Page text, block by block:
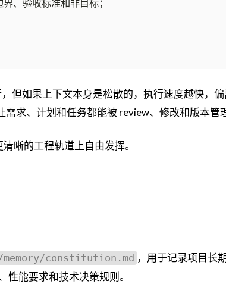
但如果上下文本身是松散的，执行速度越快，
求、计划和任务都能被 review、修改和版本管
晰的工程轨道上自由发挥。
constitution.md ，用于记录项目长
能要求和技术决策规则。